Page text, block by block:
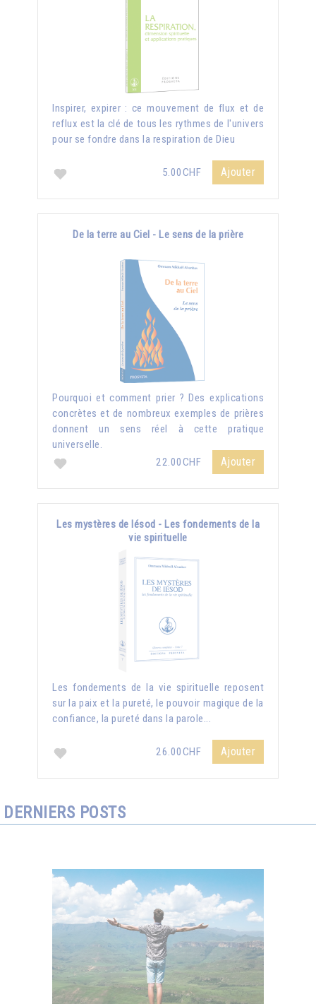
Inspirer, expirer : ce mouvement de flux et de
reflux est la clé de tous les rythmes de l'univers
pour se fondre dans la respiration de Dieu
5.00CHF Ajouter
De la terre au Ciel - Le sens de la prière
Pourquoi et comment prier ? Des explications
concrètes et de nombreux exemples de prières
donnent un sens réel à cette pratique
universelle.
22.00CHF
Ajouter
Les mystères de Iésod - Les fondements de la
vie spirituelle
Les fondements de la vie spirituelle reposent
sur la paix et la pureté, le pouvoir magique de la
confiance, la pureté dans la parole...
26.00CHF Ajouter
DERNIERS POSTS